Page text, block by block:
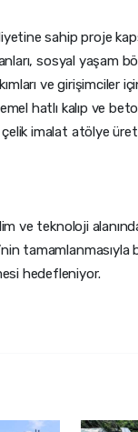
sahip proje
sosyal yaşam
ve girişimciler
hatlı kalıp ve
imalat atölye
ve teknoloji
tamamlanmasıyla
hedefleniyor.